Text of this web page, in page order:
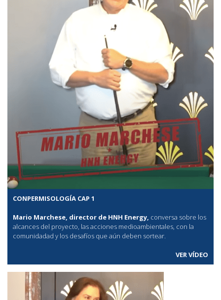
CONPERMISOLOGÍA CAP 1
Mario Marchese, director de HNH Energy, conversa sobre los
alcances del proyecto, las acciones medioambientales, con la
comunidadad y los desafíos que aún deben sortear.
VER VÍDEO